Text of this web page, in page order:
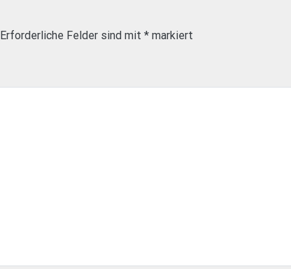
Erforderliche Felder sind mit * markiert